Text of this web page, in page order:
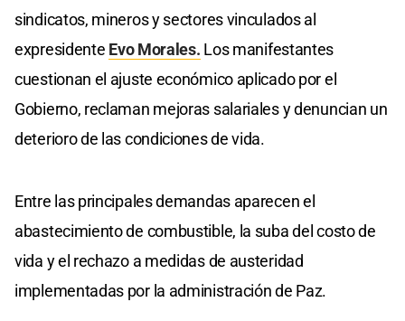
sindicatos, mineros y sectores vinculados al
expresidente Evo Morales. Los manifestantes
cuestionan el ajuste económico aplicado por el
Gobierno, reclaman mejoras salariales y denuncian un
deterioro de las condiciones de vida.
Entre las principales demandas aparecen el
abastecimiento de combustible, la suba del costo de
vida y el rechazo a medidas de austeridad
implementadas por la administración de Paz.